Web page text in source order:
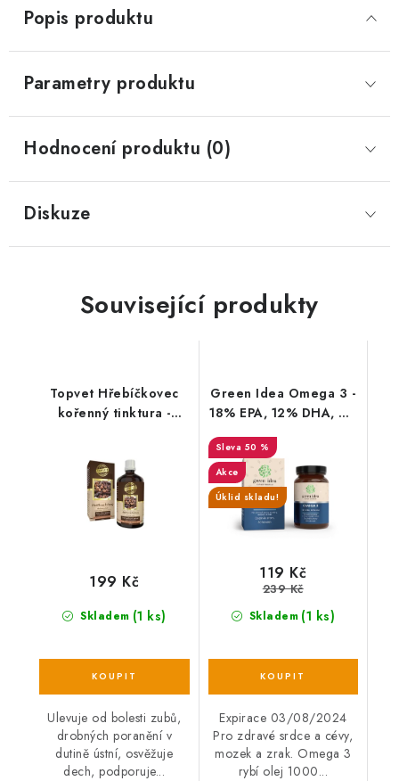
Popis produktu
Parametry produktu
Hodnocení produktu (0)
Diskuze
Související produkty
Topvet Hřebíčkovec
kořenný tinktura -
Skladem (1 ks)
199 Kč
Ulevuje od bolesti zubů,
drobných poranění v
dutině ústní, osvěžuje
dech, podporuje...
Green Idea Omega 3 -
18% EPA, 12% DHA, 60
gelových kapslí
50 %
Akce
Úklid skladu!
Skladem (1 ks)
119 Kč
239 Kč
Expirace 03/08/2024
Pro zdravé srdce a cévy,
mozek a zrak. Omega 3
rybí olej 1000...